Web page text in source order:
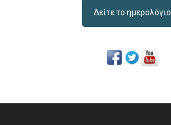
Δείτε το ημερολόγιο